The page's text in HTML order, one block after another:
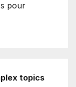
pour
topics